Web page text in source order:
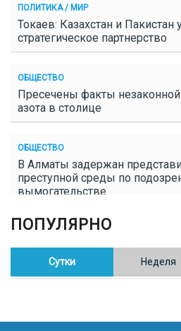
ПОЛИТИКА / МИР
Токаев: Казахстан и Пакистан
стратегическое партнерство
ОБЩЕСТВО
Пресечены факты
азота в столице
ОБЩЕСТВО
В Алматы задержан
преступной среды по
вымогательстве
ОБЩЕСТВО
Полицейские пресекли
конопли в Таразе
Казахстан возглавил
ПОПУЛЯРНО
Сутки Неделя